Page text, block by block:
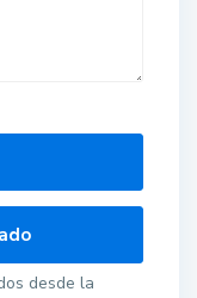
desde la